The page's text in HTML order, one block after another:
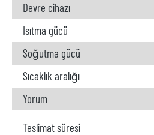
Devre cihazı
Isıtma gücü
Soğutma gücü
Sıcaklık aralığı
Yorum
Teslimat süresi